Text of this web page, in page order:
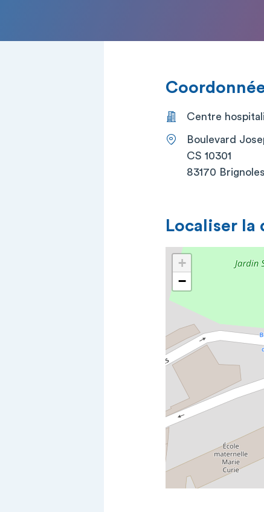
Centre
Boulevard
CS 10301
83170 Brignoles
Localiser la
+
−